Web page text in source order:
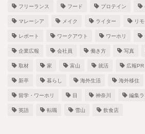
フリーランス フード プロテイン
マレーシア メイク ライター リ
レポート ワークアウト ワーホリ
企業広報 会社員 働き方 写真
取材 家 富山 就活 広報PR
新卒 暮らし 海外生活 海外移住
留学・ワーホリ 目 神奈川 編集
英語 転職 雪山 飲食店